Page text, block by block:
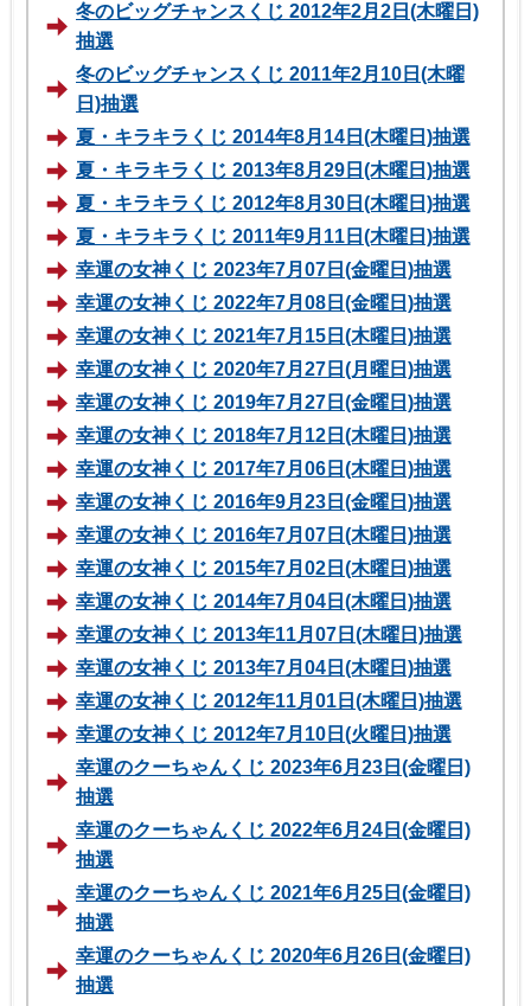
冬のビッグチャンスくじ 2012年2月2日(木曜日)
抽選
冬のビッグチャンスくじ 2011年2月10日(木曜
日)抽選
夏・キラキラくじ 2014年8月14日(木曜日)抽選
夏・キラキラくじ 2013年8月29日(木曜日)抽選
夏・キラキラくじ 2012年8月30日(木曜日)抽選
夏・キラキラくじ 2011年9月11日(木曜日)抽選
幸運の女神くじ 2023年7月07日(金曜日)抽選
幸運の女神くじ 2022年7月08日(金曜日)抽選
幸運の女神くじ 2021年7月15日(木曜日)抽選
幸運の女神くじ 2020年7月27日(月曜日)抽選
幸運の女神くじ 2019年7月27日(金曜日)抽選
幸運の女神くじ 2018年7月12日(木曜日)抽選
幸運の女神くじ 2017年7月06日(木曜日)抽選
幸運の女神くじ 2016年9月23日(金曜日)抽選
幸運の女神くじ 2016年7月07日(木曜日)抽選
幸運の女神くじ 2015年7月02日(木曜日)抽選
幸運の女神くじ 2014年7月04日(木曜日)抽選
幸運の女神くじ 2013年11月07日(木曜日)抽選
幸運の女神くじ 2013年7月04日(木曜日)抽選
幸運の女神くじ 2012年11月01日(木曜日)抽選
幸運の女神くじ 2012年7月10日(火曜日)抽選
幸運のクーちゃんくじ 2023年6月23日(金曜日)
抽選
幸運のクーちゃんくじ 2022年6月24日(金曜日)
抽選
幸運のクーちゃんくじ 2021年6月25日(金曜日)
抽選
幸運のクーちゃんくじ 2020年6月26日(金曜日)
抽選